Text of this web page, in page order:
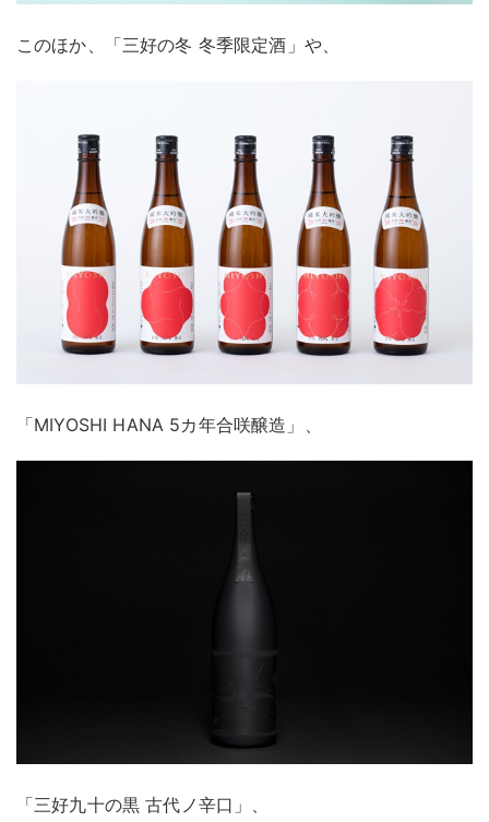
このほか、「三好の冬 冬季限定酒」や、
「MIYOSHI HANA 5カ年合咲醸造」、
「三好九十の黒 古代ノ辛口」、